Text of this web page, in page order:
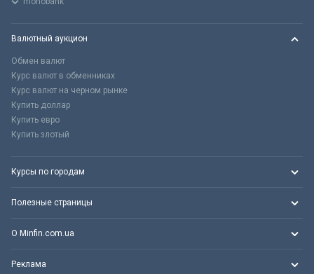
Валютный аукцион
Обмен валют
Курс валют в обменниках
Курс валют на черном рынке
Купить доллар
Купить евро
Купить злотый
Курсы по городам
Полезные страницы
О Minfin.com.ua
Реклама